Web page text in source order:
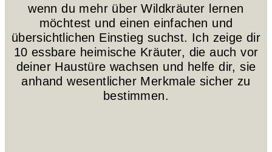
wenn du mehr über Wildkräuter lernen
möchtest und einen einfachen und
übersichtlichen Einstieg suchst. Ich zeige dir
10 essbare heimische Kräuter, die auch vor
deiner Haustüre wachsen und helfe dir, sie
anhand wesentlicher Merkmale sicher zu
bestimmen.